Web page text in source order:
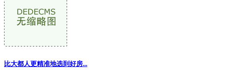
比大都人更精准地选到好房...